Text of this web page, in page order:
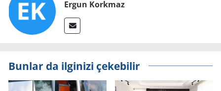
Ergun Korkmaz
Bunlar da ilginizi çekebilir